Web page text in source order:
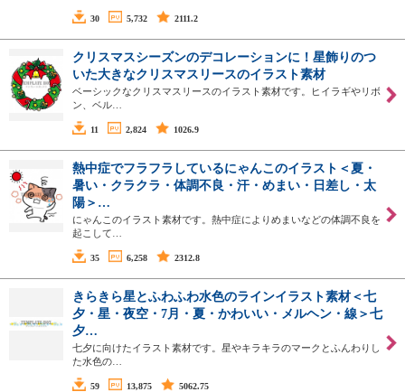
30 5,732 2111.2
クリスマスシーズンのデコレーションに！星飾りのつ
いた大きなクリスマスリースのイラスト素材
ベーシックなクリスマスリースのイラスト素材です。ヒイラギやリボ
ン、ベル…
11 2,824 1026.9
熱中症でフラフラしているにゃんこのイラスト＜夏・
暑い・クラクラ・体調不良・汗・めまい・日差し・太
陽＞…
にゃんこのイラスト素材です。熱中症によりめまいなどの体調不良を
起こして…
35 6,258 2312.8
きらきら星とふわふわ水色のラインイラスト素材＜七
夕・星・夜空・7月・夏・かわいい・メルヘン・線＞七
夕…
七夕に向けたイラスト素材です。星やキラキラのマークとふんわりし
た水色の…
59 13,875 5062.75